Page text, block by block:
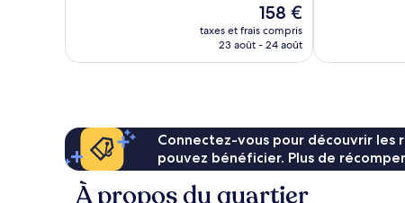
Le
nouveau
prix
158 €
taxes et frais compris
23 août - 24 août
Connectez-vous pour découvrir les
pouvez bénéficier. Plus de
À propos du quartier